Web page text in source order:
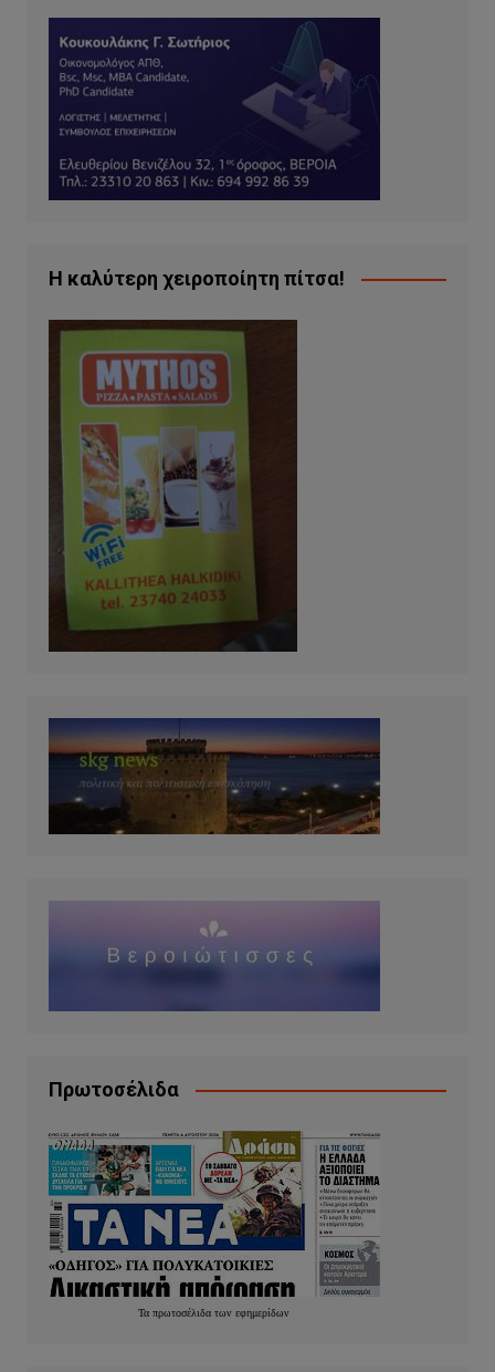
Η καλύτερη χειροποίητη πίτσα!
Πρωτοσέλιδα
Ταπρωτοσέλιδατωνεφημερίδων